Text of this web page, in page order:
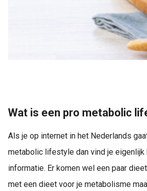
Wat is een pro metabolic
Als je op internet in het Nederlands
metabolic lifestyle dan vind je eigenlijk
informatie. Er komen wel een paar
met een dieet voor je metabolisme